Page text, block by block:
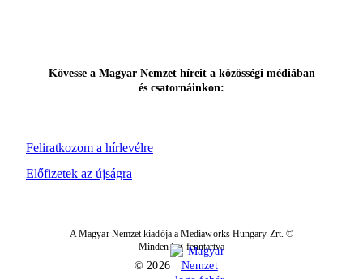
Feliratkozom a hírlevélre
Kövesse a Magyar Nemzet híreit a közösségi médiában
és csatornáinkon:
Előfizetek az újságra
A Magyar Nemzet kiadója a Mediaworks Hungary Zrt. ©
Minden jog fenntartva
© 2026